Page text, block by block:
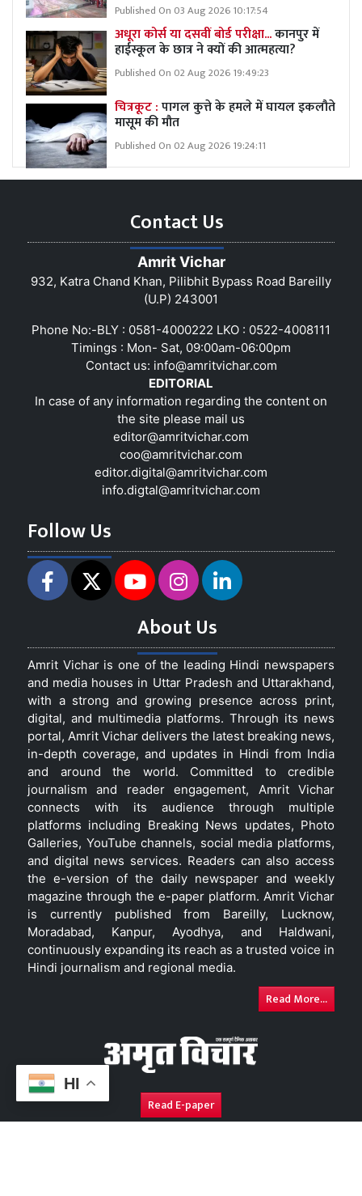
HI
Published On 03 Aug 2026 10:17:54
अधूरा कोर्स या दसवीं बोर्ड परीक्षा...कानपुर में
हाईस्कूल के छात्र ने क्यों की आत्महत्या?
Published On 02 Aug 2026 19:49:23
चित्रकूट :पागल कुत्ते के हमले में घायल इकलौते
मासूम की मौत
Published On 02 Aug 2026 19:24:11
Contact Us
Amrit Vichar
932, Katra Chand Khan, Pilibhit Bypass Road Bareilly
(U.P) 243001
Phone No:-BLY : 0581-4000222 LKO : 0522-4008111
Timings : Mon- Sat, 09:00am-06:00pm
Contact us: info@amritvichar.com
EDITORIAL
In case of any information regarding the content on
the site please mail us
editor@amritvichar.com
coo@amritvichar.com
editor.digital@amritvichar.com
info.digtal@amritvichar.com
Follow Us
About Us
Amrit Vichar is one of the leading Hindi newspapers
and media houses in Uttar Pradesh and Uttarakhand,
with a strong and growing presence across print,
digital, and multimedia platforms. Through its news
portal, Amrit Vichar delivers the latest breaking news,
in-depth coverage, and updates in Hindi from India
and around the world. Committed to credible
journalism and reader engagement, Amrit Vichar
connects with its audience through multiple
platforms including Breaking News updates, Photo
Galleries, YouTube channels, social media platforms,
and digital news services. Readers can also access
the e-version of the daily newspaper and weekly
magazine through the e-paper platform. Amrit Vichar
is currently published from Bareilly, Lucknow,
Moradabad, Kanpur, Ayodhya, and Haldwani,
continuously expanding its reach as a trusted voice in
Hindi journalism and regional media.
Read More...
Read E-paper